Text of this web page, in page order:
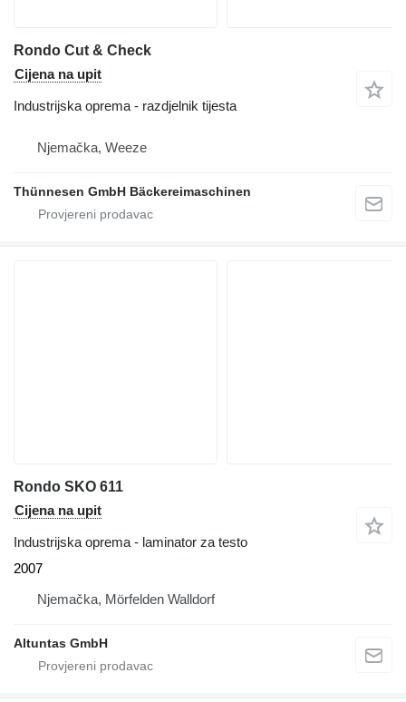
Rondo Cut & Check
Cijena na upit
Industrijska oprema - razdjelnik tijesta
Njemačka, Weeze
Thünnesen GmbH Bäckereimaschinen
Rondo SKO 611
Cijena na upit
Industrijska oprema - laminator za testo
2007
Njemačka, Mörfelden Walldorf
Altuntas GmbH